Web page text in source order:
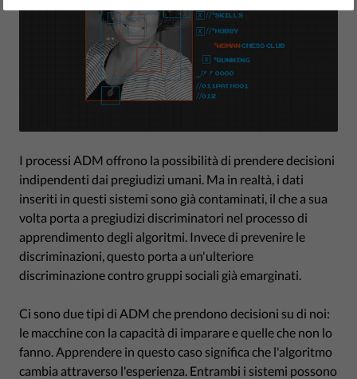
I processi ADM offrono la possibilità di prendere decisioni
indipendenti dai pregiudizi umani. Ma in realtà, i dati
inseriti in questi sistemi sono già contaminati, il che a sua
volta porta a pregiudizi discriminatori nel processo di
apprendimento degli algoritmi. Invece di prevenire le
discriminazioni, questo porta a un'ulteriore
discriminazione contro gruppi sociali già emarginati.
Ci sono due tipi di ADM che prendono decisioni su di noi:
le macchine con la capacità di imparare e quelle che non lo
fanno. Apprendere in questo caso significa che l'algoritmo
cambia attraverso l'esperienza. Entrambi i sistemi possono